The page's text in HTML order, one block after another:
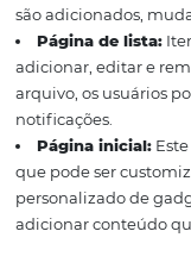
alto padrão de
de Jotspot, teve
relançada com
outras
oferece tipos
Página da web:
como você quiser: